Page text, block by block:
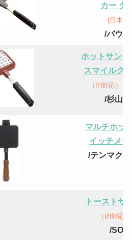
カー ダ
(日本製
/バウ
ホットサン
スマイルク
（IH対応）（
/杉山
マルチホッ
イッチメ
/テンマク
トーストサ
（IH対応
/